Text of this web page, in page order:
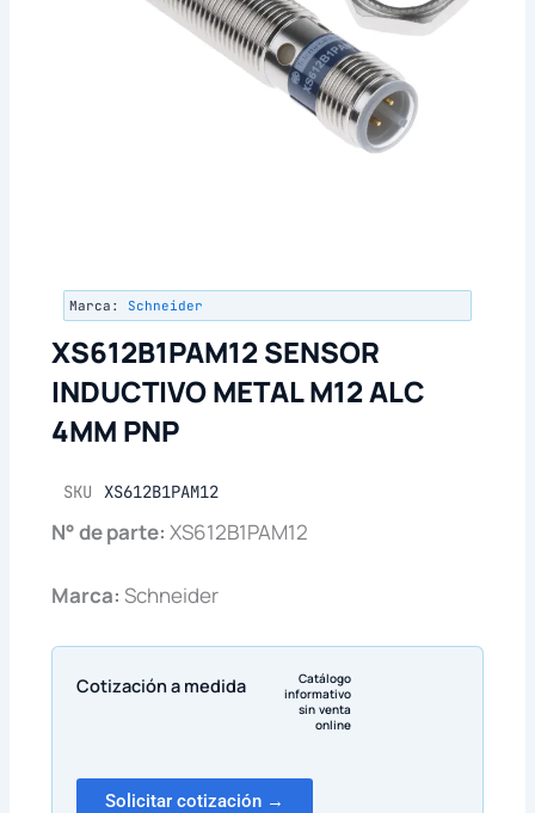
Marca: Schneider
XS612B1PAM12 SENSOR
INDUCTIVO METAL M12 ALC
4MM PNP
SKU XS612B1PAM12
N° de parte: XS612B1PAM12
Marca: Schneider
Cotización a medida
Catálogo
informativo
sin venta
online
Solicitar cotización →